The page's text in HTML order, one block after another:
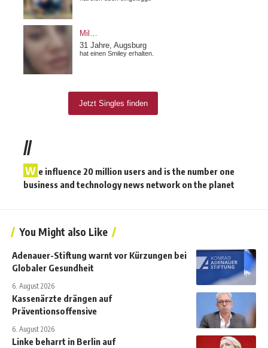
//
W e influence 20 million users and is the number one
business and technology news network on the planet
You Might also Like
Adenauer-Stiftung warnt vor Kürzungen bei
Globaler Gesundheit
6. August 2026
Kassenärzte drängen auf
Präventionsoffensive
6. August 2026
Linke beharrt in Berlin auf